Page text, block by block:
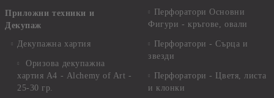
Приложни техники и
Декупаж
Декупажна хартия
Оризова декупажна
хартия А4 - Alchemy of Art -
25-30 гр.
Перфоратори Основни
Фигури - кръгове, овали
Перфоратори - Сърца и
звезди
Перфоратори - Цветя, листа
и клонки